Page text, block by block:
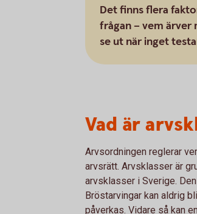
Det finns flera
frågan – vem ärver
se ut när inget
Vad är
Arvsordningen reglerar
arvsrätt. Arvsklasser är
arvsklasser i Sverige.
Bröstarvingar kan aldrig
påverkas. Vidare så kan